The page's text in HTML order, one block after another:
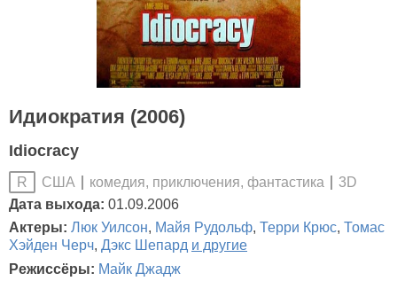
Идиократия (2006)
Idiocracy
R США комедия, приключения, фантастика
3D
Дата выхода: 01.09.2006
Актеры: Люк Уилсон, Майя Рудольф, Терри Крюс, Томас
Хэйден Черч, Дэкс Шепард и другие
Режиссёры: Майк Джадж